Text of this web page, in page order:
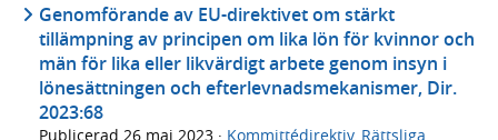
Genomförande av EU-direktivet om stärkt
tillämpning av principen om lika lön för kvinnor och
män för lika eller likvärdigt arbete genom insyn i
lönesättningen och efterlevnadsmekanismer, Dir.
2023:68
Publicerad 26 maj 2023 · Kommittédirektiv, Rättsliga